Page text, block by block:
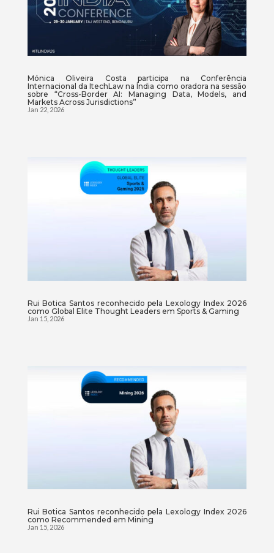
Mónica Oliveira Costa participa na Conferência
Internacional da ItechLaw na Índia como oradora na sessão
sobre “Cross-Border AI: Managing Data, Models, and
Markets Across Jurisdictions”
Jan 22, 2026
Rui Botica Santos reconhecido pela Lexology Index 2026
como Global Elite Thought Leaders em Sports & Gaming
Jan 15, 2026
Rui Botica Santos reconhecido pela Lexology Index 2026
como Recommended em Mining
Jan 15, 2026